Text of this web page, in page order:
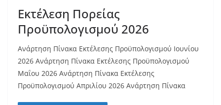
Εκτέλεση Πορείας
Προϋπολογισμού 2026
Ανάρτηση Πίνακα Εκτέλεσης Προϋπολογισμού Ιουνίου
2026 Ανάρτηση Πίνακα Εκτέλεσης Προϋπολογισμού
Μαΐου 2026 Ανάρτηση Πίνακα Εκτέλεσης
Προϋπολογισμού Απριλίου 2026 Ανάρτηση Πίνακα